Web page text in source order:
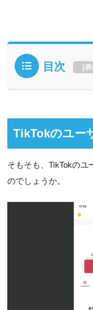
目次 [表
TikTokのユー
そもそも、TikTokの
のでしょうか。